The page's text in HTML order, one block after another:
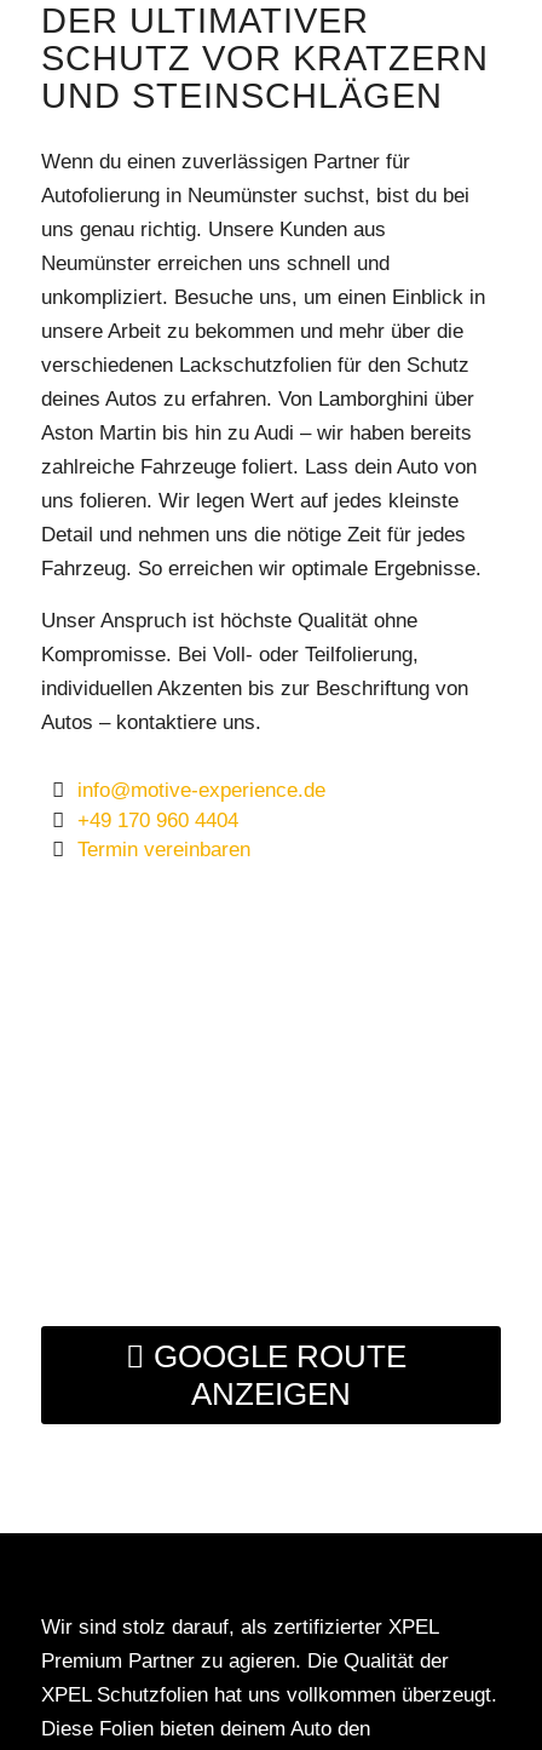
DER ULTIMATIVER
SCHUTZ VOR KRATZERN
UND STEINSCHLÄGEN
Wenn du einen zuverlässigen Partner für
Autofolierung in Neumünster suchst, bist du bei
uns genau richtig. Unsere Kunden aus
Neumünster erreichen uns schnell und
unkompliziert. Besuche uns, um einen Einblick in
unsere Arbeit zu bekommen und mehr über die
verschiedenen Lackschutzfolien für den Schutz
deines Autos zu erfahren. Von Lamborghini über
Aston Martin bis hin zu Audi – wir haben bereits
zahlreiche Fahrzeuge foliert. Lass dein Auto von
uns folieren. Wir legen Wert auf jedes kleinste
Detail und nehmen uns die nötige Zeit für jedes
Fahrzeug. So erreichen wir optimale Ergebnisse.
Unser Anspruch ist höchste Qualität ohne
Kompromisse. Bei Voll- oder Teilfolierung,
individuellen Akzenten bis zur Beschriftung von
Autos – kontaktiere uns.
info@motive-experience.de
+49 170 960 4404
Termin vereinbaren
GOOGLE ROUTE
ANZEIGEN
Wir sind stolz darauf, als zertifizierter XPEL
Premium Partner zu agieren. Die Qualität der
XPEL Schutzfolien hat uns vollkommen überzeugt.
Diese Folien bieten deinem Auto den